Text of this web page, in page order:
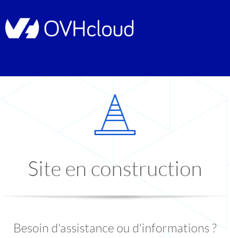
Site en construction
Besoin d'assistance ou d'informations ?